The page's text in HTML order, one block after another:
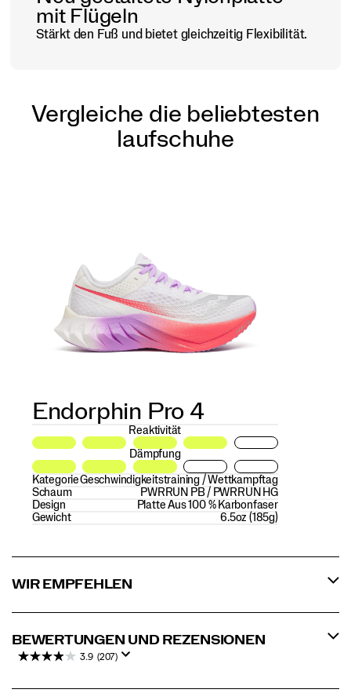
mit Flügeln
Stärkt den Fuß und bietet gleichzeitig Flexibilität.
Vergleiche die beliebtesten
laufschuhe
Endorphin Pro 4
Reaktivität
Dämpfung
KategorieGeschwindigkeitstraining / Wettkampftag
Schaum
PWRRUN PB / PWRRUN HG
Design
Platte Aus 100 % Karbonfaser
Gewicht
6.5oz (185g)
WIR EMPFEHLEN
BEWERTUNGEN UND REZENSIONEN
3.9 (207)